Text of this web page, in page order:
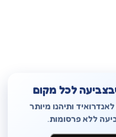
לכל מקום
הורידו את My Color לאנדרואיד ותיהנו מיותר